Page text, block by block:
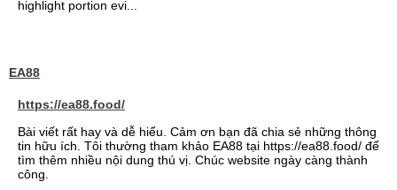
highlight portion evi...
EA88
https://ea88.food/
Bài viết rất hay và dễ hiểu. Cảm ơn bạn đã chia sẻ những thông
tin hữu ích. Tôi thường tham khảo EA88 tại https://ea88.food/ để
tìm thêm nhiều nội dung thú vị. Chúc website ngày càng thành
công.